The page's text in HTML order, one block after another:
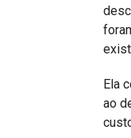
Ela
ao